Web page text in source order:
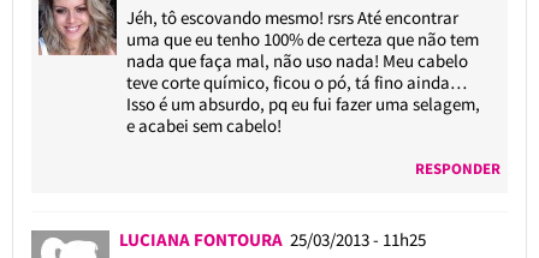
Jéh, tô escovando mesmo! rsrs Até encontrar
uma que eu tenho 100% de certeza que não tem
nada que faça mal, não uso nada! Meu cabelo
teve corte químico, ficou o pó, tá fino ainda…
Isso é um absurdo, pq eu fui fazer uma selagem,
e acabei sem cabelo!
RESPONDER
LUCIANA FONTOURA 25/03/2013 - 11h25